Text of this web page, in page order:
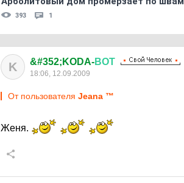
393 1
K &#352;KODA-ВОТ
18:06, 12.09.2009
От пользователя Jeana ™
Женя.